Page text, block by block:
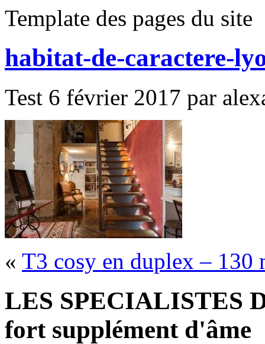
Template des pages du site
habitat-de-caractere-
Test 6 février 2017 par
« T3 cosy en duplex – 130
LES SPECIALISTES
fort supplément d'âme